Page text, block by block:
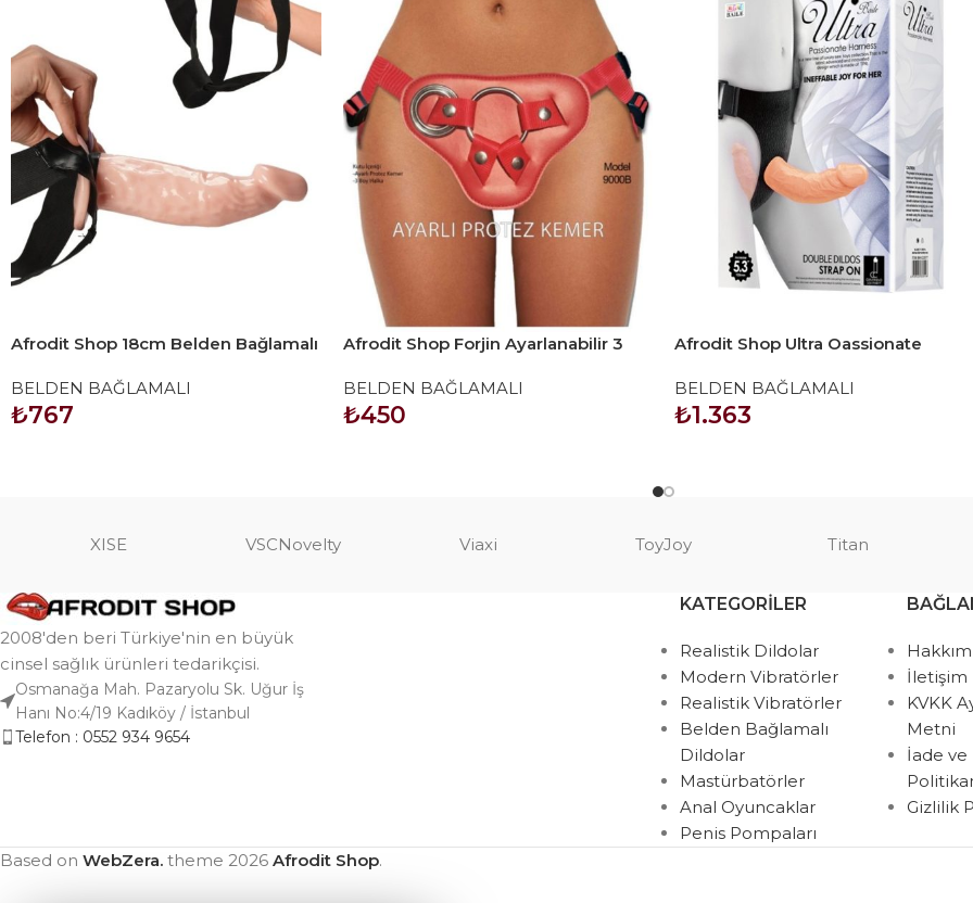
Afrodit Shop 18cm Belden Bağlamalı
BELDEN BAĞLAMALI
₺767
Afrodit Shop Forjin Ayarlanabilir 3
Kırmızı
BELDEN BAĞLAMALI
₺450
Afrodit Shop Ultra Oassionate
BELDEN BAĞLAMALI
₺1.363
XISE VSCNovelty Viaxi ToyJoy Titan
2008'den beri Türkiye'nin en büyük
cinsel sağlık ürünleri tedarikçisi.
Osmanağa Mah. Pazaryolu Sk. Uğur İş
Hanı No:4/19 Kadıköy / İstanbul
Telefon : 0552 934 9654
KATEGORILER
Realistik Dildolar
Modern Vibratörler
Realistik Vibratörler
Belden Bağlamalı
Dildolar
Mastürbatörler
Anal Oyuncaklar
Penis Pompaları
İletişim
KVKK
Metni
İade
Gizlilik
Based on WebZera. theme 2026 Afrodit Shop.